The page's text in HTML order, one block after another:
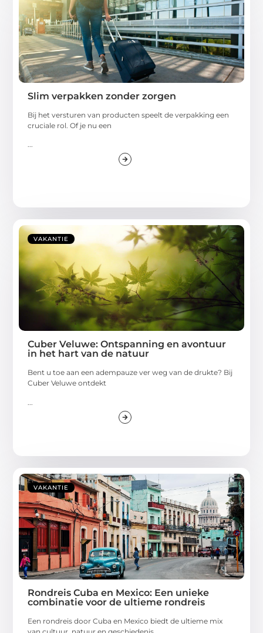
Slim verpakken zonder zorgen
Bij het versturen van producten speelt de verpakking een
cruciale rol. Of je nu een
...
VAKANTIE
Cuber Veluwe: Ontspanning en avontuur
in het hart van de natuur
Bent u toe aan een adempauze ver weg van de drukte? Bij
Cuber Veluwe ontdekt
VAKANTIE
Rondreis Cuba en Mexico: Een unieke
combinatie voor de ultieme rondreis
Een rondreis door Cuba en Mexico biedt de ultieme mix